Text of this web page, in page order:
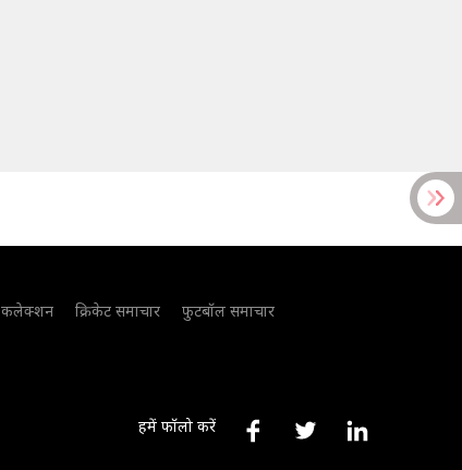
कलेक्शन क्रिकेट समाचार
फुटबॉल समाचार
हमें फॉलो करें